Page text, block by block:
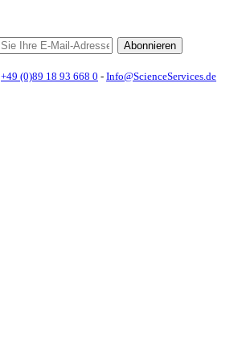
Abonnieren
+49 (0)89 18 93 668 0 - Info@ScienceServices.de